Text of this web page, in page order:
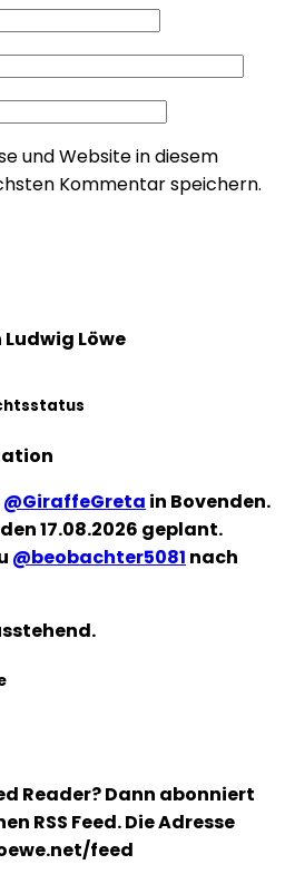
und Website in diesem
Kommentar speichern.
Löwe
@GiraffeGreta in Bovenden.
17.08.2026 geplant.
@beobachter5081 nach
Reader? Dann abonniert
RSS Feed. Die Adresse
feed